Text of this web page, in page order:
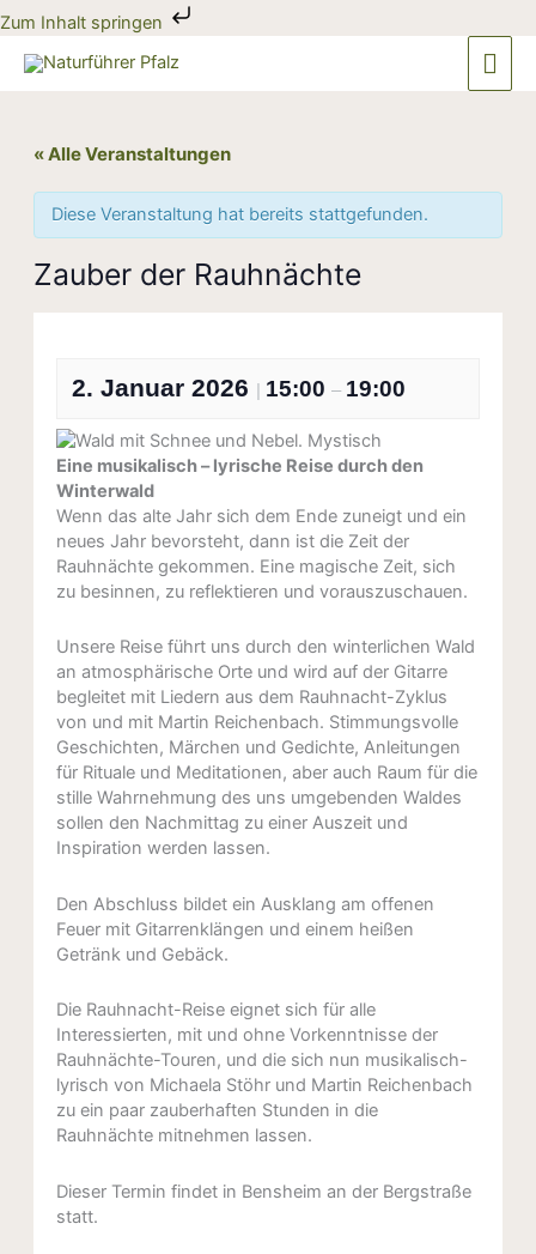
Zum Inhalt springen
Zum
Inhalt
springen
« Alle Veranstaltungen
Diese Veranstaltung hat bereits stattgefunden.
Zauber der Rauhnächte
2. Januar 2026 | 15:00– 19:00
Eine musikalisch – lyrische Reise durch den
Winterwald
Wenn das alte Jahr sich dem Ende zuneigt und ein
neues Jahr bevorsteht, dann ist die Zeit der
Rauhnächte gekommen. Eine magische Zeit, sich
zu besinnen, zu reflektieren und vorauszuschauen.
Unsere Reise führt uns durch den winterlichen Wald
an atmosphärische Orte und wird auf der Gitarre
begleitet mit Liedern aus dem Rauhnacht-Zyklus
von und mit Martin Reichenbach. Stimmungsvolle
Geschichten, Märchen und Gedichte, Anleitungen
für Rituale und Meditationen, aber auch Raum für die
stille Wahrnehmung des uns umgebenden Waldes
sollen den Nachmittag zu einer Auszeit und
Inspiration werden lassen.
Den Abschluss bildet ein Ausklang am offenen
Feuer mit Gitarrenklängen und einem heißen
Getränk und Gebäck.
Die Rauhnacht-Reise eignet sich für alle
Interessierten, mit und ohne Vorkenntnisse der
Rauhnächte-Touren, und die sich nun musikalisch-
lyrisch von Michaela Stöhr und Martin Reichenbach
zu ein paar zauberhaften Stunden in die
Rauhnächte mitnehmen lassen.
Dieser Termin findet in Bensheim an der Bergstraße
statt.